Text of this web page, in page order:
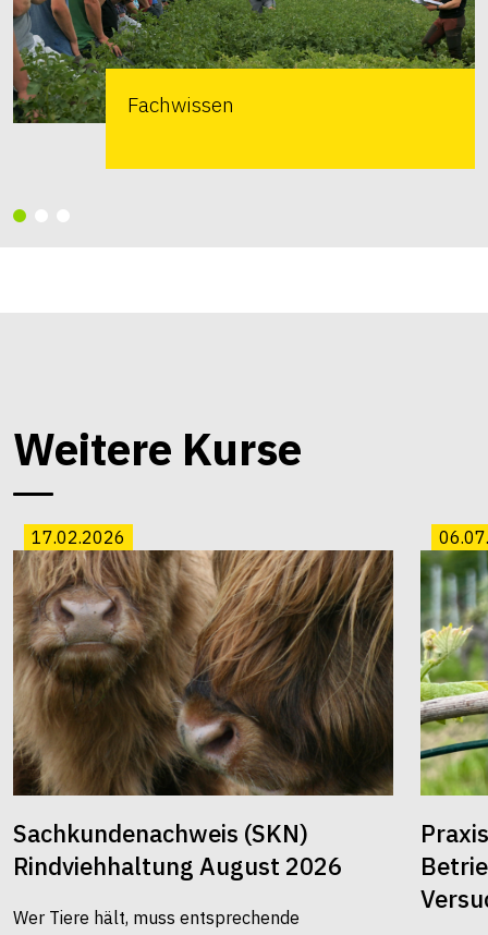
Fachwissen
Weitere Kurse
17.02.2026
Sachkundenachweis (SKN)
Rindviehhaltung August 2026
Wer Tiere hält, muss entsprechende